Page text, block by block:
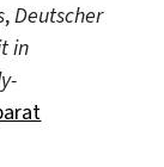
,Deutscher
in